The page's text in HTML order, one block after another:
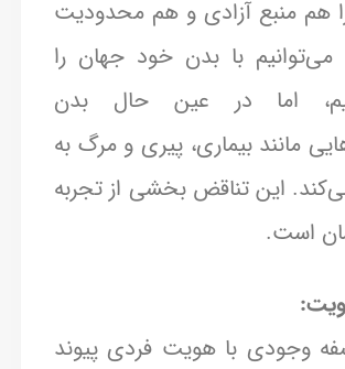
هم منبع آزادی و هم محدودیت
می‌توانیم با بدن خود جهان را
اما در عین حال بدن
مانند بیماری، پیری و مرگ به
این تناقض بخشی از تجربه
است.
وجودی با هویت فردی پیوند